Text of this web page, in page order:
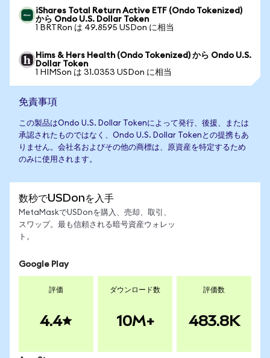
iShares Total Return Active ETF (Ondo Tokenized)
から Ondo U.S. Dollar Token
1 BRTRon は 49.8595 USDon に相当
Hims & Hers Health (Ondo Tokenized) から Ondo U.S.
Dollar Token
1 HIMSon は 31.0353 USDon に相当
免責事項
この製品はOndo U.S. Dollar Tokenによって発行、後援、または
承認されたものではなく、Ondo U.S. Dollar Tokenとの提携もあ
りません。会社名およびその他の商標は、原資産を特定するため
のみに使用されます。
数秒でUSDonを入手
MetaMaskでUSDonを購入、売却、取引、
スワップ。最も信頼される暗号資産ウォレッ
ト。
Google Play
評価
4.4
ダウンロード数
10M+
評価数
483.8K